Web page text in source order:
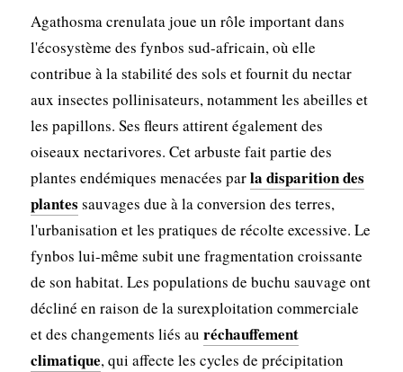
Agathosma crenulata joue un rôle important dans
l'écosystème des fynbos sud-africain, où elle
contribue à la stabilité des sols et fournit du nectar
aux insectes pollinisateurs, notamment les abeilles et
les papillons. Ses fleurs attirent également des
oiseaux nectarivores. Cet arbuste fait partie des
plantes endémiques menacées parla disparition des
plantes sauvages due à la conversion des terres,
l'urbanisation et les pratiques de récolte excessive. Le
fynbos lui-même subit une fragmentation croissante
de son habitat. Les populations de buchu sauvage ont
décliné en raison de la surexploitation commerciale
et des changements liés au réchauffement
climatique, qui affecte les cycles de précipitation